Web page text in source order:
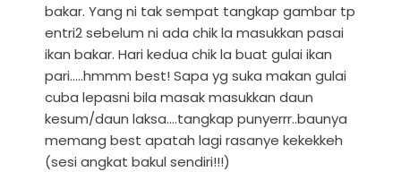
bakar. Yang ni tak sempat tangkap gambar tp
entri2 sebelum ni ada chik la masukkan pasai
ikan bakar. Hari kedua chik la buat gulai ikan
pari.....hmmm best! Sapa yg suka makan gulai
cuba lepasni bila masak masukkan daun
kesum/daun laksa....tangkap punyerrr..baunya
memang best apatah lagi rasanye kekekkeh
(sesi angkat bakul sendiri!!!)